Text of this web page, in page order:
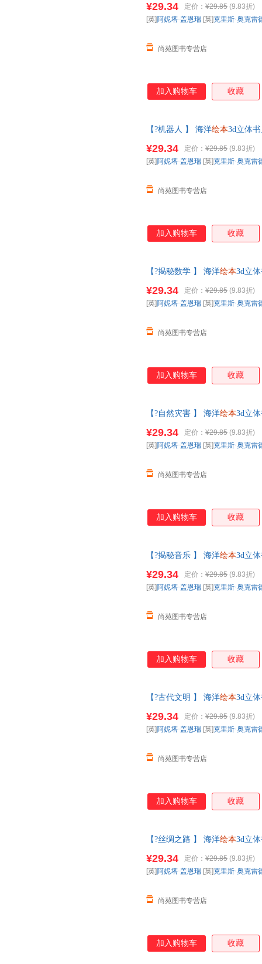
您无忧购物】
¥29.34 定价： ¥29.85 (9.83折)
尚苑图书专营店
[英]阿妮塔·盖恩瑞 [英]克里斯·奥克雷
加入购物车 收藏
【?机器人 】 海洋绘本3d立体
您无忧购物】
¥29.34 定价： ¥29.85 (9.83折)
尚苑图书专营店
[英]阿妮塔·盖恩瑞 [英]克里斯·奥克雷
加入购物车 收藏
【?揭秘数学 】 海洋绘本3d立
您无忧购物】
¥29.34 定价： ¥29.85 (9.83折)
尚苑图书专营店
[英]阿妮塔·盖恩瑞 [英]克里斯·奥克雷
加入购物车 收藏
【?自然灾害 】 海洋绘本3d立
您无忧购物】
¥29.34 定价： ¥29.85 (9.83折)
尚苑图书专营店
[英]阿妮塔·盖恩瑞 [英]克里斯·奥克雷
加入购物车 收藏
【?揭秘音乐 】 海洋绘本3d立
您无忧购物】
¥29.34 定价： ¥29.85 (9.83折)
尚苑图书专营店
[英]阿妮塔·盖恩瑞 [英]克里斯·奥克雷
加入购物车 收藏
【?古代文明 】 海洋绘本3d立
您无忧购物】
¥29.34 定价： ¥29.85 (9.83折)
尚苑图书专营店
[英]阿妮塔·盖恩瑞 [英]克里斯·奥克雷
加入购物车 收藏
【?丝绸之路 】 海洋绘本3d立
您无忧购物】
¥29.34 定价： ¥29.85 (9.83折)
尚苑图书专营店
[英]阿妮塔·盖恩瑞 [英]克里斯·奥克雷
加入购物车 收藏